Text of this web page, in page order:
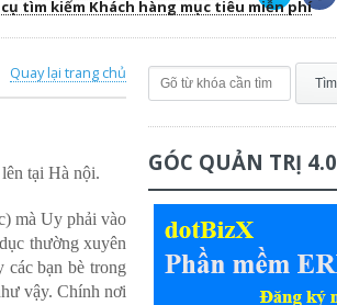
tìm kiếm Khách hàng mục tiêu miễn phí
Quay lại trang chủ
tại Hà nội.
mà Uy phải vào
thường xuyên
bạn bè trong
vậy. Chính nơi
GÓC QUẢN TRỊ 4.0